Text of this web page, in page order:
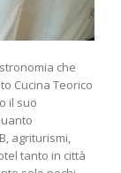
che
Cucina Teorico
il suo
agriturismi,
tanto in città